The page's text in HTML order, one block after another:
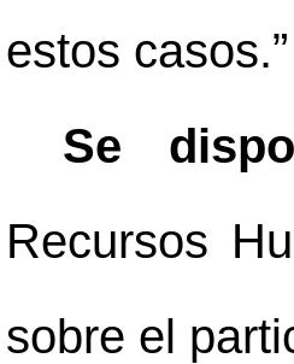
estos casos.”
Se
Recursos
sobre el